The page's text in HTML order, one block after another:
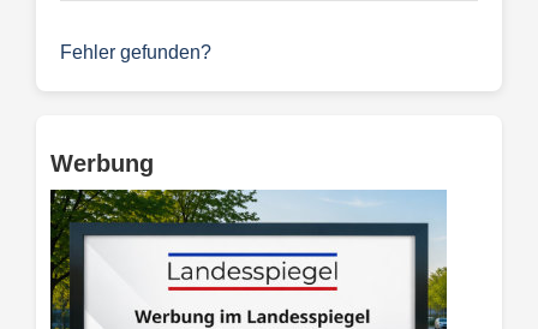
Fehler gefunden?
Werbung